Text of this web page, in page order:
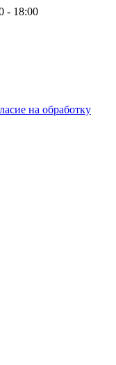
- 18:00
на обработку